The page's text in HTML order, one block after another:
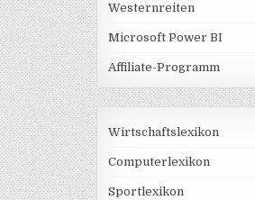
Westernreiten
Microsoft Power BI
Affiliate-Programm
Wirtschaftslexikon
Computerlexikon
Sportlexikon